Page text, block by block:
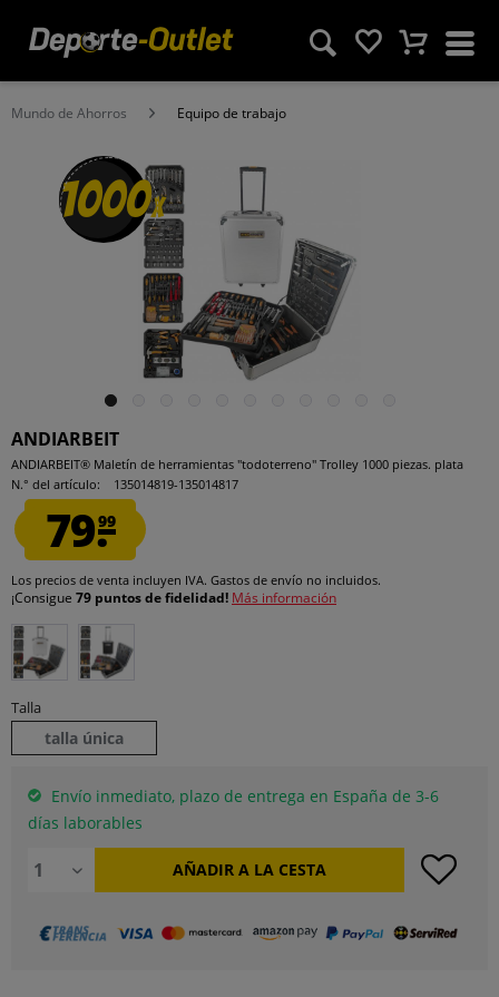
Mundo de Ahorros Equipo de trabajo
1000x
ANDIARBEIT
ANDIARBEIT® Maletín de herramientas "todoterreno" Trolley 1000 piezas. plata
N.° del artículo:
135014819-135014817
79.99
Los precios de venta incluyen IVA. Gastos de envío no incluidos.
¡Consigue 79 puntos de fidelidad! Más información
Talla
talla única
Envío inmediato, plazo de entrega en España de 3-6
días laborables
AÑADIR A LA CESTA